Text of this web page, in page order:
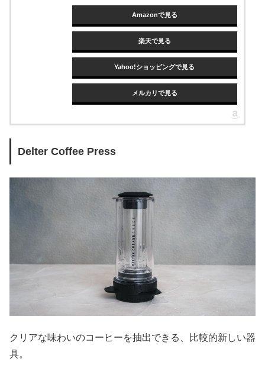
Amazonで見る
楽天で見る
Yahoo!ショッピングで見る
メルカリで見る
Delter Coffee Press
クリアな味わいのコーヒーを抽出できる、比較的新しい器
具。